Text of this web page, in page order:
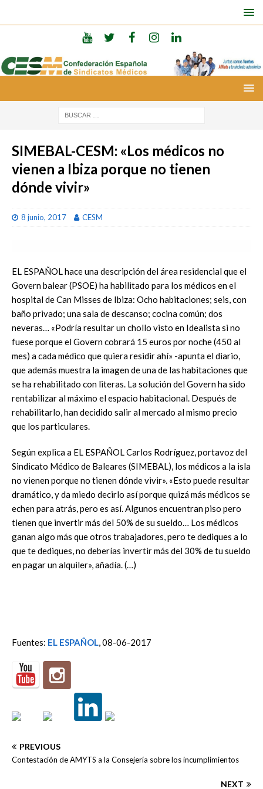
SIMEBAL-CESM: «Los médicos no
vienen a Ibiza porque no tienen
dónde vivir»
8 junio, 2017 CESM
EL ESPAÑOL hace una descripción del área residencial que el
Govern balear (PSOE) ha habilitado para los médicos en el
hospital de Can Misses de Ibiza: Ocho habitaciones; seis, con
baño privado; una sala de descanso; cocina común; dos
neveras… «Podría resultar un chollo visto en Idealista si no
fuese porque el Govern cobrará 15 euros por noche (450 al
mes) a cada médico que quiera residir ahí» -apunta el diario,
que además muestra la imagen de una de las habitaciones que
se ha rehabilitado con literas. La solución del Govern ha sido
rentabilizar al máximo el espacio habitacional. Después de
rehabilitarlo, han decidido salir al mercado al mismo precio
que los particulares.
Según explica a EL ESPAÑOL Carlos Rodríguez, portavoz del
Sindicato Médico de Baleares (SIMEBAL), los médicos a la isla
no vienen porque no tienen dónde vivir». «Esto puede resultar
dramático, y da miedo decirlo así porque quizá más médicos se
echen para atrás, pero es así. Algunos encuentran piso pero
tienen que invertir más del 50% de su sueldo… Los médicos
ganan algo más que otros trabajadores, pero te dediques a lo
que te dediques, no deberías invertir más del 30% de tu sueldo
en pagar un alquiler», añadía. (…)
Fuentes: EL ESPAÑOL, 08-06-2017
PREVIOUS
Contestación de AMYTS a la Consejería sobre los incumplimientos
NEXT